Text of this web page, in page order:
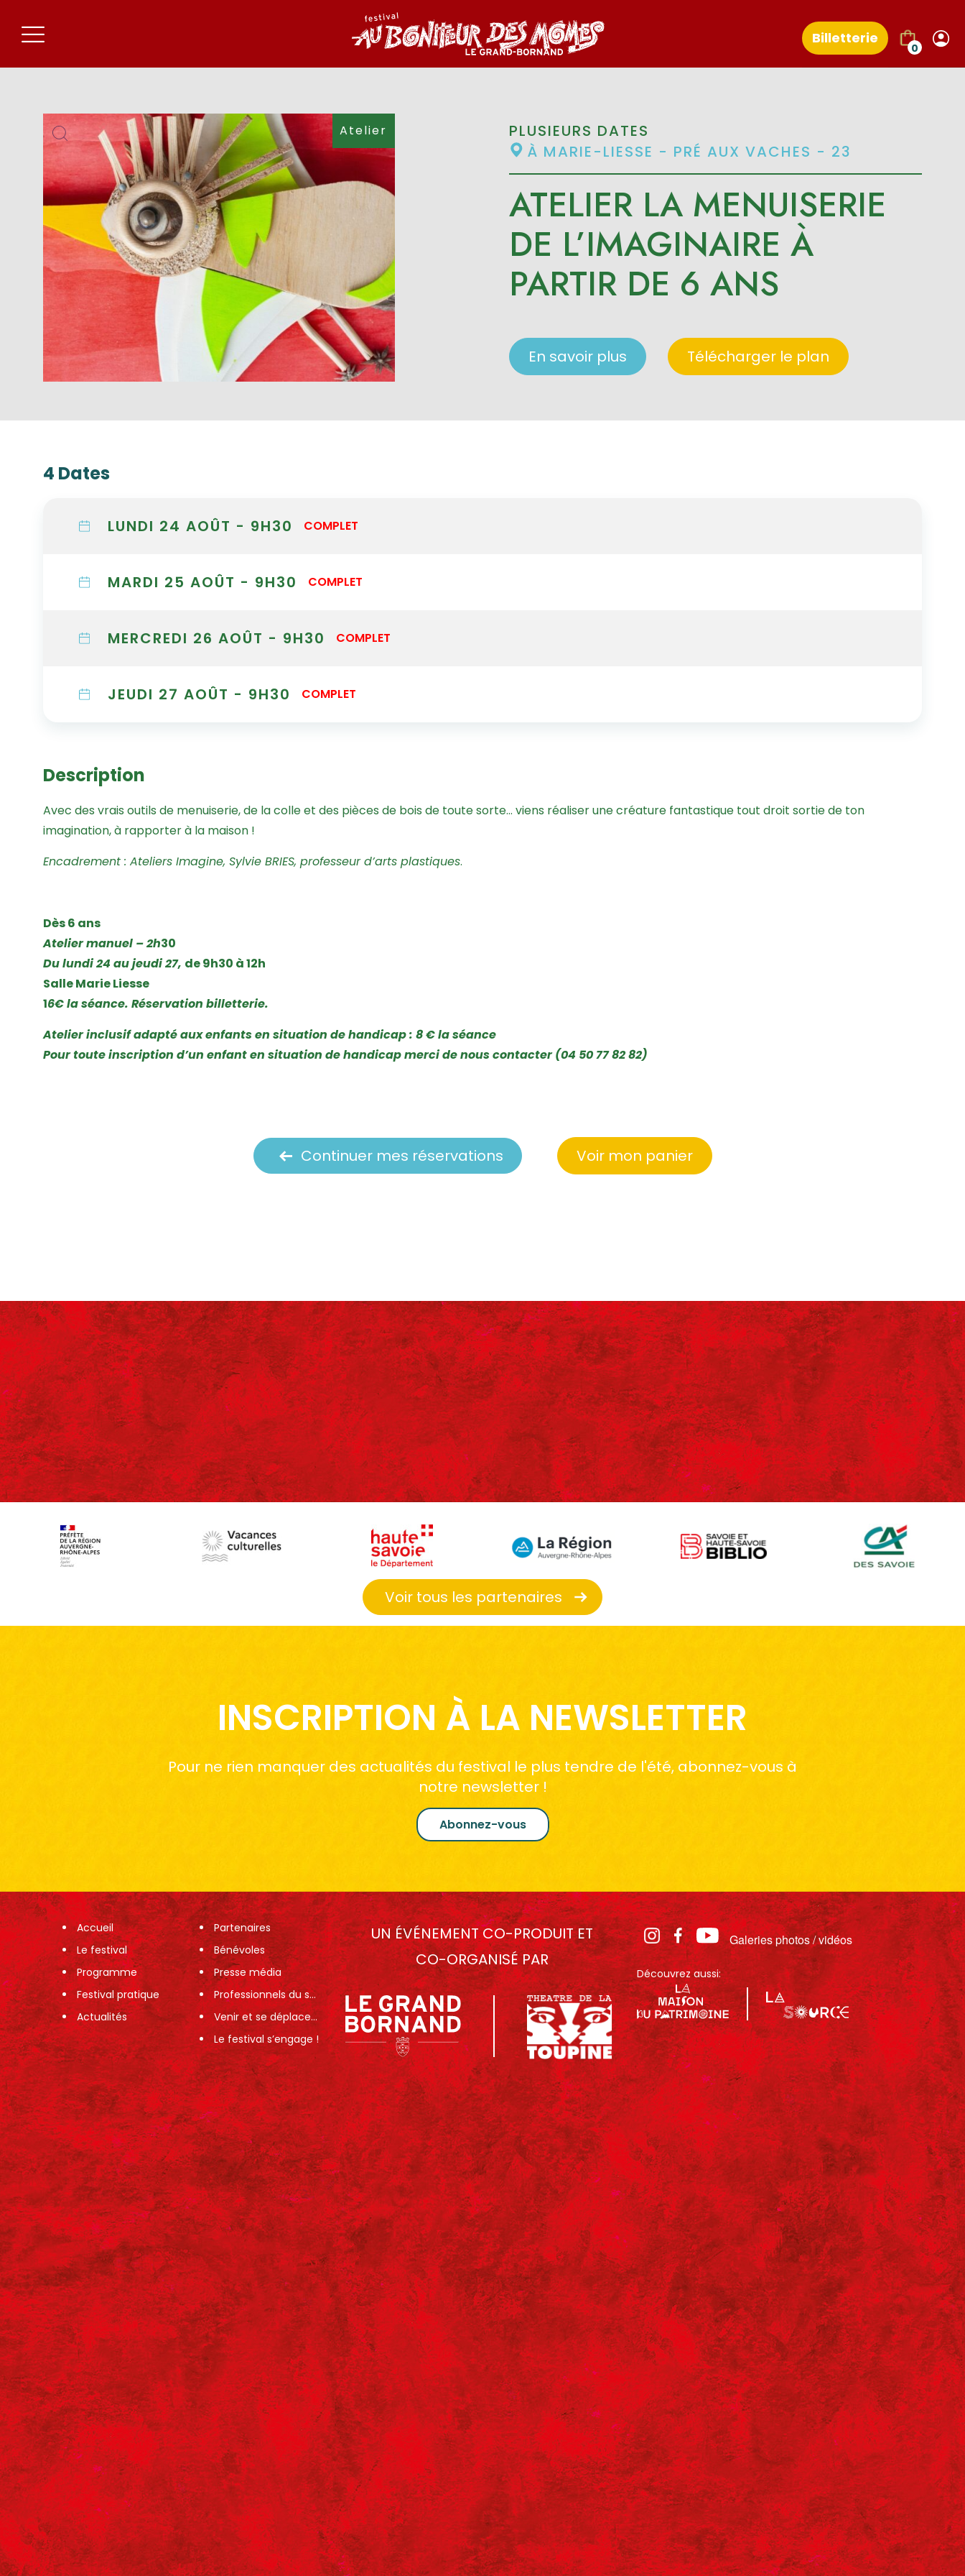
Billetterie
0
Atelier
PLUSIEURS DATES
À MARIE-LIESSE - PRÉ AUX VACHES - 23
ATELIER LA MENUISERIE
DE L’IMAGINAIRE À
PARTIR DE 6 ANS
Télécharger le plan
En savoir plus
4 Dates
LUNDI 24 AOÛT - 9H30 COMPLET
MARDI 25 AOÛT - 9H30 COMPLET
MERCREDI 26 AOÛT - 9H30 COMPLET
JEUDI 27 AOÛT - 9H30 COMPLET
Description
Avec des vrais outils de menuiserie, de la colle et des pièces de bois de toute sorte… viens réaliser une créature fantastique tout droit sortie de ton
imagination, à rapporter à la maison !
Encadrement : Ateliers Imagine, Sylvie BRIES, professeur d’arts plastiques.
Dès 6 ans
Atelier manuel – 2h30
Du lundi 24 au jeudi 27, de 9h30 à 12h
Salle Marie Liesse
16€ la séance. Réservation billetterie.
Atelier inclusif adapté aux enfants en situation de handicap : 8 € la séance
Pour toute inscription d’un enfant en situation de handicap merci de nous contacter (04 50 77 82 82)
Continuer mes réservations Voir mon panier
Voir tous les partenaires
INSCRIPTION À LA NEWSLETTER
Pour ne rien manquer des actualités du festival le plus tendre de l'été, abonnez-vous à
notre newsletter !
Abonnez-vous
Accueil
Le festival
Programme
Festival pratique
Actualités
Partenaires
Bénévoles
Presse média
Professionnels du spectacle
Venir et se déplacer sur le festival
Le festival s’engage !
UN ÉVÉNEMENT CO-PRODUIT ET
CO-ORGANISÉ PAR
Galeries photos / vidéos
Découvrez aussi: